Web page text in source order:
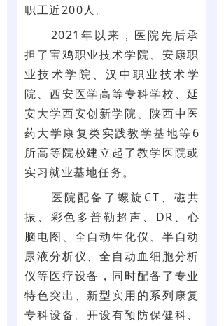
职工近200人。
2021年以来，医院先后承
担了宝鸡职业技术学院、安康职
业技术学院、汉中职业技术学
院、西安医学高等专科学校、延
安大学西安创新学院、陕西中医
药大学康复类实践教学基地等6
所高等院校建立起了教学医院或
实习就业基地任务。
医院配备了螺旋CT、磁共
振、彩色多普勒超声、DR、心
脑电图、全自动生化仪、半自动
尿液分析仪、全自动血细胞分析
仪等医疗设备，同时配备了专业
特色突出、新型实用的系列康复
专科设备。开设有预防保健科、